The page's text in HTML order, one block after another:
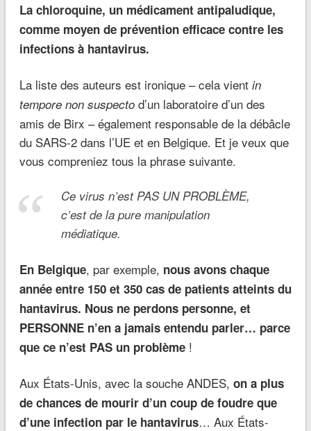
La chloroquine, un médicament antipaludique,
comme moyen de prévention efficace contre les
infections à hantavirus.
La liste des auteurs est ironique – cela vient in
tempore non suspectod’un laboratoire d’un des
amis de Birx – également responsable de la débâcle
du SARS-2 dans l’UE et en Belgique. Et je veux que
vous compreniez tous la phrase suivante.
Ce virus n’est PAS UN PROBLÈME,
c’est de la pure manipulation
médiatique.
En Belgique, par exemple, nous avons chaque
année entre 150 et 350 cas de patients atteints du
hantavirus. Nous ne perdons personne, et
PERSONNE n’en a jamais entendu parler… parce
que ce n’est PAS un problème!
Aux États-Unis, avec la souche ANDES, on a plus
de chances de mourir d’un coup de foudre que
d’une infection par le hantavirus… Aux États-